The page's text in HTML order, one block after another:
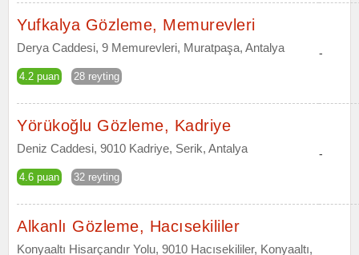
Yufkalya Gözleme, Memurevleri
Derya Caddesi, 9 Memurevleri, Muratpaşa, Antalya
4.2 puan 28 reyting
-
Yörükoğlu Gözleme, Kadriye
Deniz Caddesi, 9010 Kadriye, Serik, Antalya
4.6 puan 32 reyting
-
Alkanlı Gözleme, Hacısekililer
Konyaaltı Hisarçandır Yolu, 9010 Hacısekililer, Konyaaltı,